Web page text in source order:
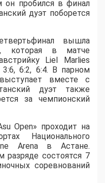
он пробился в финал
дуэт поборется
вышла
которая в матче
Liel Marlies
6:2, 6:4. В парном
вместе с
дуэт также
за чемпионский
Open» проходит на
Национального
Arena в Астане.
состоятся 7
соревнований